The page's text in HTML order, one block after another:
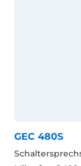
GEC 480S